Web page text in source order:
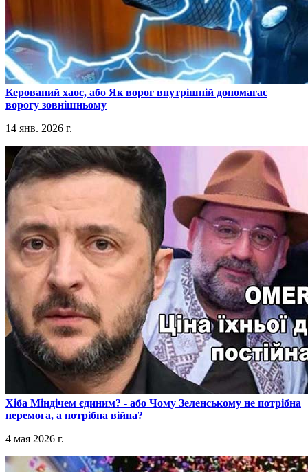
​Керований хаос, або Як ворог внутрішній допомагає
ворогу зовнішньому
14 янв. 2026 г.
​Хіба Міндічем єдиним? - або Чому Зеленському не потрібна
перемога, а потрібна війна?
4 мая 2026 г.